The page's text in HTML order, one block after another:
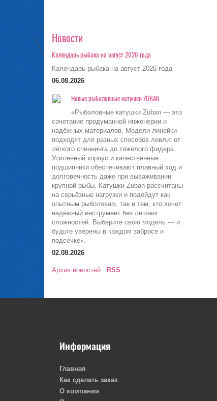
Новости
Календарь рыбака на август 2026 года
Календарь рыбака на август 2026 года
06.08.2026
Новые рыболовные катушки ZUBAN
«Рыболовные катушки Zuban — это
сочетание продуманной инженерии и
надёжных материалов. Модели линейки
подходят для разных способов ловли: от
лёгкого спиннинга до тяжёлого фидера.
Усиленный корпус и качественные
подшипники обеспечивают плавный ход и
долговечность даже при вываживании
крупной рыбы. Катушки Zuban рассчитаны
на серьёзные нагрузки и подойдут как
опытным рыболовам, так и тем, кто хочет
надёжный инструмент без лишних
сложностей. Выберите свою модель — и
будьте уверены в каждом забросе и
подсечке».
02.08.2026
Архив новостей RSS
Информация
Главная
Как сделать заказ
О компании